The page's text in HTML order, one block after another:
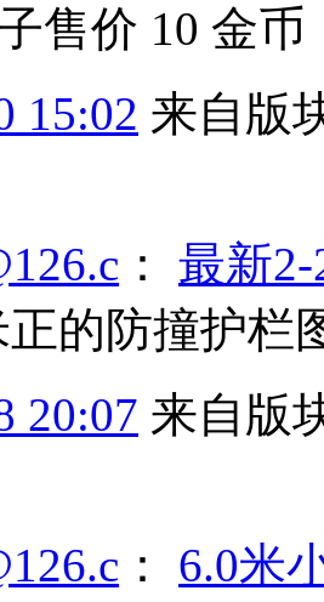
售价 10 金
15:02 来自版
： 最新
正的防撞护栏
20:07 来自版
： 6.0米